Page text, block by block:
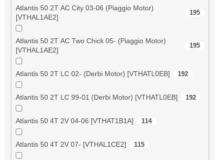
Atlantis 50 2T AC City 03-06 (Piaggio Motor)
[VTHAL1AE2]
195
Atlantis 50 2T AC Two Chick 05- (Piaggio Motor)
[VTHAL1AE2]
195
Atlantis 50 2T LC 02- (Derbi Motor) [VTHATL0EB] 192
Atlantis 50 2T LC 99-01 (Derbi Motor) [VTHATL0EB] 192
Atlantis 50 4T 2V 04-06 [VTHAT1B1A] 114
Atlantis 50 4T 2V 07- [VTHAL1CE2] 115